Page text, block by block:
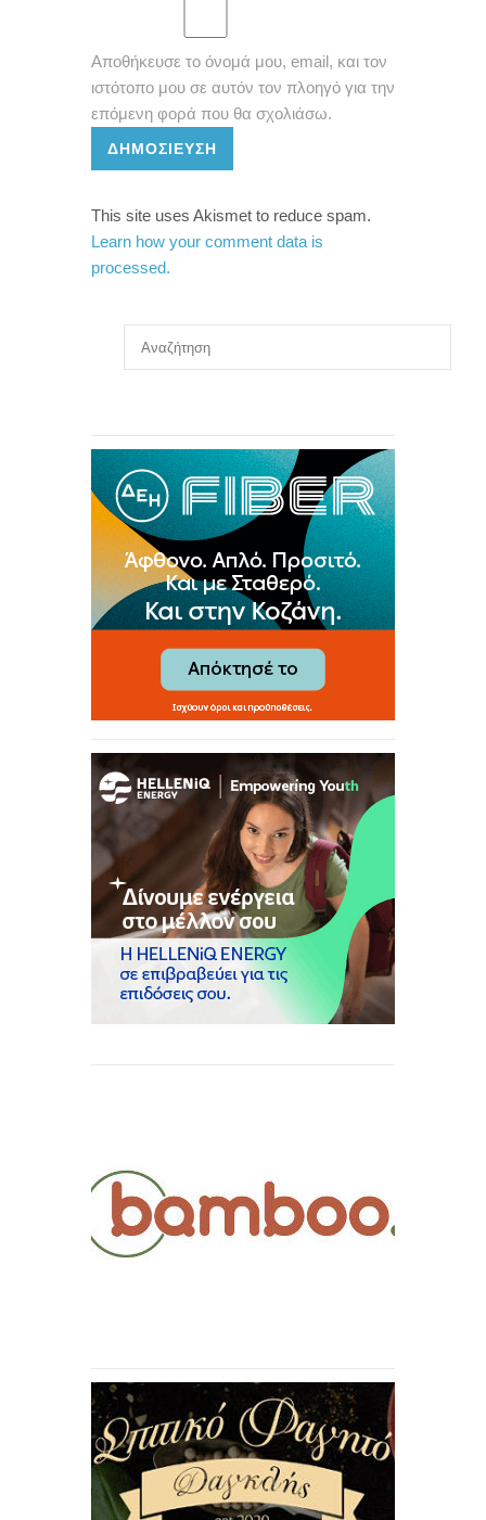
Αποθήκευσε το όνομά μου, email, και τον
ιστότοπο μου σε αυτόν τον πλοηγό για την
επόμενη φορά που θα σχολιάσω.
ΔΗΜΟΣΊΕΥΣΗ
This site uses Akismet to reduce spam.
Learn how your comment data is
processed.